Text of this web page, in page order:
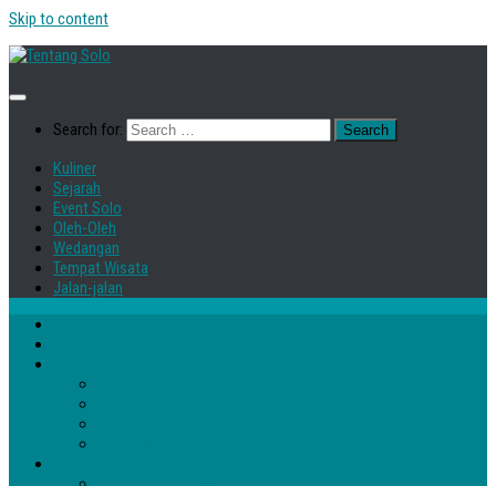
Skip to content
Search for:
Kuliner
Sejarah
Event Solo
Oleh-Oleh
Wedangan
Tempat Wisata
Jalan-jalan